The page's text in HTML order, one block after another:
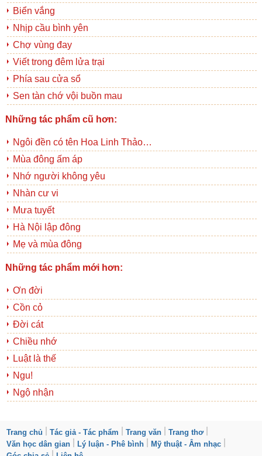
Biển vắng
Nhịp cầu bình yên
Chợ vùng đay
Viết trong đêm lửa trại
Phía sau cửa sổ
Sen tàn chớ vội buồn mau
Những tác phẩm cũ hơn:
Ngôi đền có tên Hoa Linh Thảo…
Mùa đông ấm áp
Nhớ người không yêu
Nhàn cư vi
Mưa tuyết
Hà Nội lập đông
Mẹ và mùa đông
Những tác phẩm mới hơn:
Ơn đời
Cồn cỏ
Đời cát
Chiều nhớ
Luật là thế
Ngu!
Ngộ nhận
Trang chủ Tác giả - Tác phẩm Trang văn
Trang thơ
Văn học dân gian
Lý luận - Phê bình
Mỹ thuật - Âm nhạc